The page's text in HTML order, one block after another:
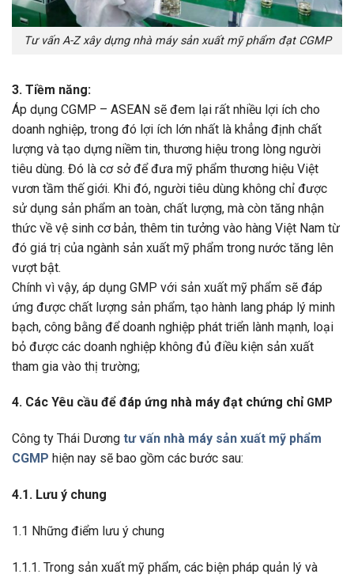
Tư vấn A-Z xây dựng nhà máy sản xuất mỹ phẩm đạt CGMP
3. Tiềm năng:
Áp dụng CGMP – ASEAN sẽ đem lại rất nhiều lợi ích cho
doanh nghiệp, trong đó lợi ích lớn nhất là khẳng định chất
lượng và tạo dựng niềm tin, thương hiệu trong lòng người
tiêu dùng. Đó là cơ sở để đưa mỹ phẩm thương hiệu Việt
vươn tầm thế giới. Khi đó, người tiêu dùng không chỉ được
sử dụng sản phẩm an toàn, chất lượng, mà còn tăng nhận
thức về vệ sinh cơ bản, thêm tin tưởng vào hàng Việt Nam từ
đó giá trị của ngành sản xuất mỹ phẩm trong nước tăng lên
vượt bật.
Chính vì vậy, áp dụng GMP với sản xuất mỹ phẩm sẽ đáp
ứng được chất lượng sản phẩm, tạo hành lang pháp lý minh
bạch, công bằng để doanh nghiệp phát triển lành mạnh, loại
bỏ được các doanh nghiệp không đủ điều kiện sản xuất
tham gia vào thị trường;
4. Các Yêu cầu để đáp ứng nhà máy đạt chứng chỉ GMP
Công ty Thái Dương tư vấn nhà máy sản xuất mỹ phẩm
CGMP hiện nay sẽ bao gồm các bước sau:
4.1. Lưu ý chung
1.1 Những điểm lưu ý chung
1.1.1. Trong sản xuất mỹ phẩm, các biện pháp quản lý và